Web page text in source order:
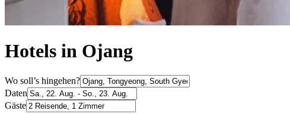
Hotels in Ojang
Wo soll’s hingehen?
Daten
Gäste